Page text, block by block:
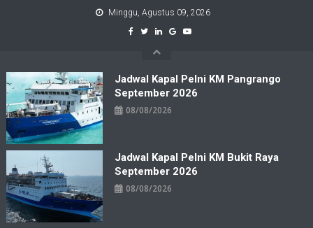
Minggu, Agustus 09, 2026
Jadwal Kapal Pelni KM Pangrango
September 2026
08/08/2026
Jadwal Kapal Pelni KM Bukit Raya
September 2026
08/08/2026